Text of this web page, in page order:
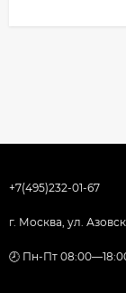
+7(495)232-01-67
г. Москва, ул.
🕗 Пн-Пт